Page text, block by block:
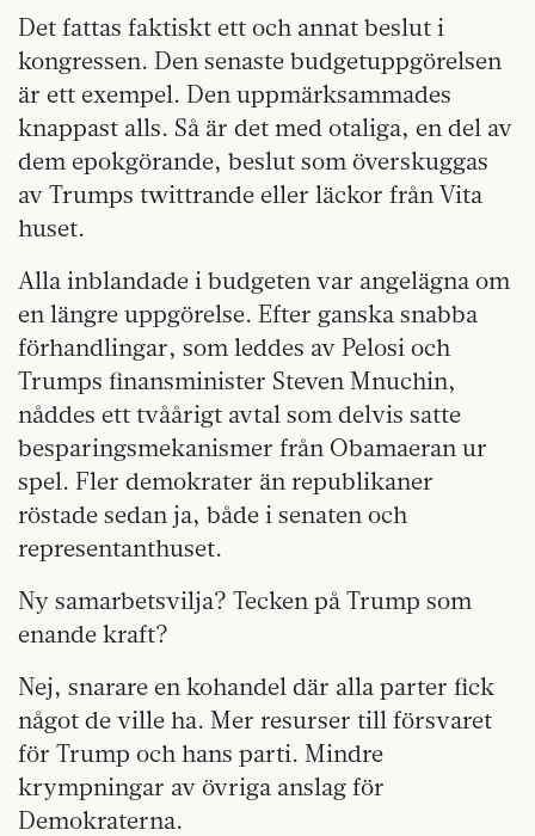
Det fattas faktiskt ett och annat beslut i
kongressen. Den senaste budgetuppgörelsen
är ett exempel. Den uppmärksammades
knappast alls. Så är det med otaliga, en del av
dem epokgörande, beslut som överskuggas
av Trumps twittrande eller läckor från Vita
huset.
Alla inblandade i budgeten var angelägna om
en längre uppgörelse. Efter ganska snabba
förhandlingar, som leddes av Pelosi och
Trumps finansminister Steven Mnuchin,
nåddes ett tvåårigt avtal som delvis satte
besparingsmekanismer från Obamaeran ur
spel. Fler demokrater än republikaner
röstade sedan ja, både i senaten och
representanthuset.
Ny samarbetsvilja? Tecken på Trump som
enande kraft?
Nej, snarare en kohandel där alla parter fick
något de ville ha. Mer resurser till försvaret
för Trump och hans parti. Mindre
krympningar av övriga anslag för
Demokraterna.